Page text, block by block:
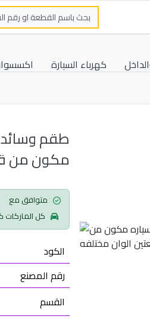
كهرباء السيارة
طقم وسائد
مكون من
كل الماركات
الكود
رقم المصنع
القسم